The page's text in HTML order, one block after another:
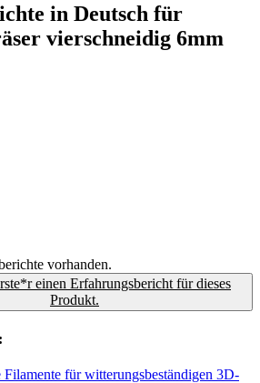
in Deutsch für
vierschneidig 6mm
vorhanden.
einen Erfahrungsbericht für dieses
Produkt.
für witterungsbeständigen 3D-